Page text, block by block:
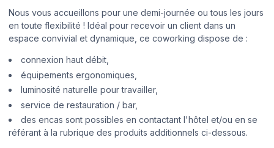
Nous vous accueillons pour une demi-journée ou tous les jours
en toute flexibilité ! Idéal pour recevoir un client dans un
espace convivial et dynamique, ce coworking dispose de :
connexion haut débit,
équipements ergonomiques,
luminosité naturelle pour travailler,
service de restauration / bar,
des encas sont possibles en contactant l'hôtel et/ou en se
référant à la rubrique des produits additionnels ci-dessous.